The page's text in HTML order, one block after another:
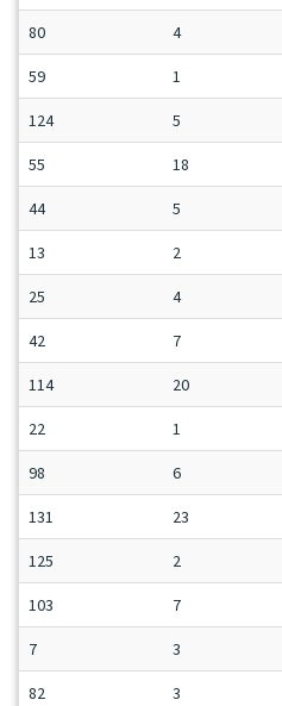
80 4
59 1
124 5
55 18
44 5
13 2
25 4
42 7
114 20
22 1
98 6
131 23
125 2
103 7
7 3
82 3